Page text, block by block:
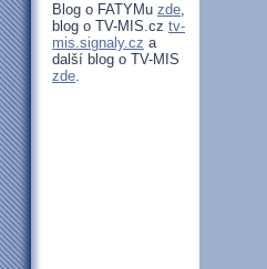
Blog o FATYMu zde,
blog o TV-MIS.cz tv-
mis.signaly.cz a
další blog o TV-MIS
zde.